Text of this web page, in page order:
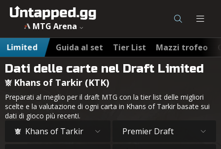
MTG Arena
Limited
Guida al set Tier List Mazzi trofeo
Dati delle carte nel Draft Limited
Khans of Tarkir (KTK)
Preparati al meglio per il draft MTG con la tier list delle migliori
scelte e la valutazione di ogni carta in Khans of Tarkir basate sui
dati di gioco più recenti.
Khans of Tarkir Premier Draft